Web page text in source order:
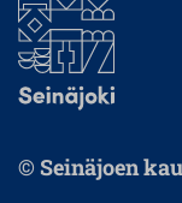
© Seinäjoen